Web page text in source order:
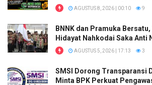
AGUSTUS 8, 2026 | 00:10 9
BNNK dan Pramuka Bersatu,
Hidayat Nahkodai Saka Anti
AGUSTUS 5, 2026 | 17:13 3
SMSI Dorong Transparansi
Minta BPK Perkuat